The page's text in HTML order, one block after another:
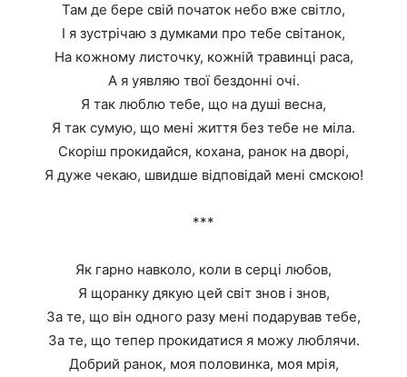
Там де бере свій початок небо вже світло,
І я зустрічаю з думками про тебе світанок,
На кожному листочку, кожній травинці раса,
А я уявляю твої бездонні очі.
Я так люблю тебе, що на душі весна,
Я так сумую, що мені життя без тебе не міла.
Скоріш прокидайся, кохана, ранок на дворі,
Я дуже чекаю, швидше відповідай мені смскою!
***
Як гарно навколо, коли в серці любов,
Я щоранку дякую цей світ знов і знов,
За те, що він одного разу мені подарував тебе,
За те, що тепер прокидатися я можу люблячи.
Добрий ранок, моя половинка, моя мрія,